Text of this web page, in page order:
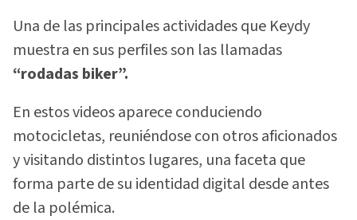
Una de las principales actividades que Keydy
muestra en sus perfiles son las llamadas
“rodadas biker”.
En estos videos aparece conduciendo
motocicletas, reuniéndose con otros aficionados
y visitando distintos lugares, una faceta que
forma parte de su identidad digital desde antes
de la polémica.